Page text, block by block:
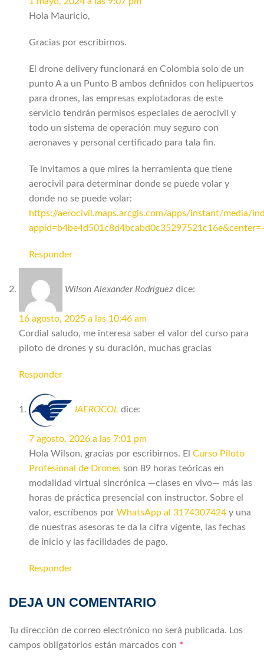
Hola Mauricio,
Gracias por escribirnos.
El drone delivery funcionará en Colombia solo de un
punto A a un Punto B ambos definidos con helipuertos
para drones, las empresas explotadoras de este
servicio tendrán permisos especiales de aerocivil y
todo un sistema de operación muy seguro con
aeronaves y personal certificado para tala fin.
Te invitamos a que mires la herramienta que tiene
aerocivil para determinar donde se puede volar y
donde no se puede volar:
https://aerocivil.maps.arcgis.com/apps/instant/media/
Responder
Wilson Alexander Rodríguez dice:
16 agosto, 2025 a las 10:46 am
Cordial saludo, me interesa saber el valor del curso para
piloto de drones y su duración, muchas gracias
Responder
IAEROCOL dice:
7 agosto, 2026 a las 7:01 pm
Hola Wilson, gracias por escribirnos. El Curso Piloto
Profesional de Drones son 89 horas teóricas en
modalidad virtual sincrónica —clases en vivo— más las
horas de práctica presencial con instructor. Sobre el
valor, escríbenos por WhatsApp al 3174307424 y una
de nuestras asesoras te da la cifra vigente, las fechas
de inicio y las facilidades de pago.
Responder
DEJA UN COMENTARIO
Tu dirección de correo electrónico no será publicada. Los
campos obligatorios están marcados con *